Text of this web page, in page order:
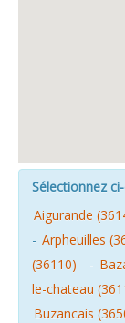
Sélectionnez
Aigurande
- Arpheuilles
(36110)
-
le-chateau
Buzancais